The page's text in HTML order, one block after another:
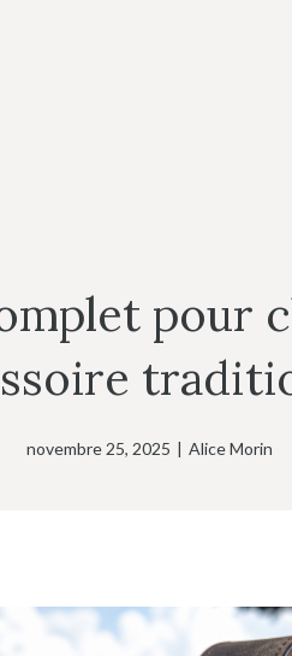
novembre 25, 2025 | Alice Morin